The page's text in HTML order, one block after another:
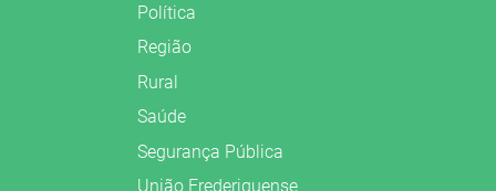
Política
Região
Rural
Saúde
Segurança Pública
União Frederiquense